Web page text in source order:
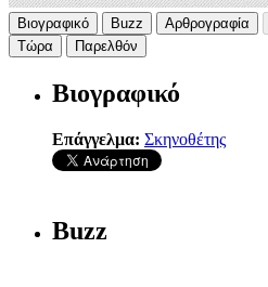
Βιογραφικό Buzz Αρθρογραφία
Τώρα
Παρελθόν
Βιογραφικό
Επάγγελμα: Σκηνοθέτης
Buzz